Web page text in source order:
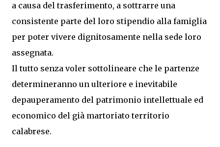
a causa del trasferimento, a sottrarre una
consistente parte del loro stipendio alla famiglia
per poter vivere dignitosamente nella sede loro
assegnata.
Il tutto senza voler sottolineare che le partenze
determineranno un ulteriore e inevitabile
depauperamento del patrimonio intellettuale ed
economico del già martoriato territorio
calabrese.